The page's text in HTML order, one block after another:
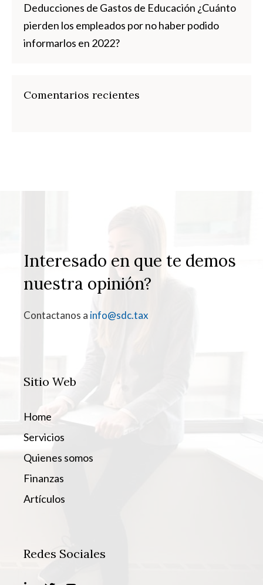
Deducciones de Gastos de Educación ¿Cuánto
pierden los empleados por no haber podido
informarlos en 2022?
Comentarios recientes
Interesado en que te demos
nuestra opinión?
Contactanos a info@sdc.tax
Sitio Web
Home
Servicios
Quienes somos
Finanzas
Artículos
Redes Sociales